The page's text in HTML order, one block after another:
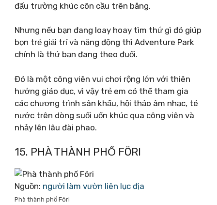
đấu trường khúc côn cầu trên băng.
Nhưng nếu bạn đang loay hoay tìm thứ gì đó giúp
bọn trẻ giải trí và năng động thì Adventure Park
chính là thứ bạn đang theo đuổi.
Đó là một công viên vui chơi rộng lớn với thiên
hướng giáo dục, vì vậy trẻ em có thể tham gia
các chương trình sân khấu, hội thảo âm nhạc, té
nước trên dòng suối uốn khúc qua công viên và
nhảy lên lâu đài phao.
15. PHÀ THÀNH PHỐ FÖRI
Nguồn: người làm vườn liên lục địa
Phà thành phố Föri